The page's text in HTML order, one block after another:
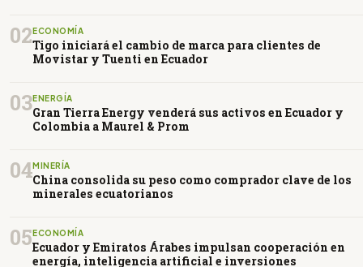
02ECONOMÍA
Tigo iniciará el cambio de marca para clientes de
Movistar y Tuenti en Ecuador
03ENERGÍA
Gran Tierra Energy venderá sus activos en Ecuador y
Colombia a Maurel & Prom
04MINERÍA
China consolida su peso como comprador clave de los
minerales ecuatorianos
05ECONOMÍA
Ecuador y Emiratos Árabes impulsan cooperación en
energía, inteligencia artificial e inversiones